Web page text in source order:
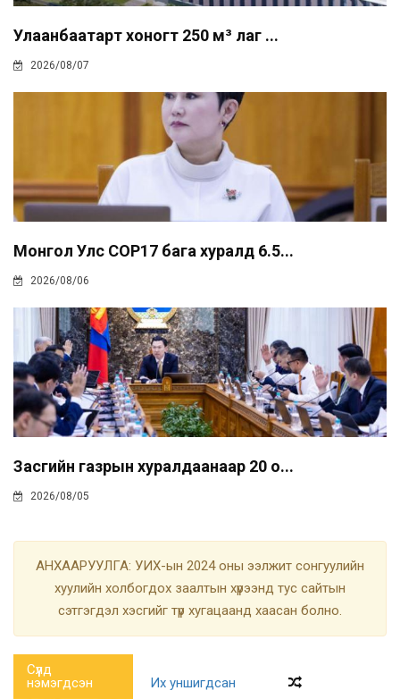
Улаанбаатарт хоногт 250 м³ лаг ...
2026/08/07
Монгол Улс COP17 бага хуралд 6.5...
2026/08/06
Засгийн газрын хуралдаанаар 20 о...
2026/08/05
АНХААРУУЛГА: УИХ-ын 2024 оны ээлжит сонгуулийн
хуулийн холбогдох заалтын хүрээнд тус сайтын
сэтгэгдэл хэсгийг түр хугацаанд хаасан болно.
Сүүлд
нэмэгдсэн
Их уншигдсан